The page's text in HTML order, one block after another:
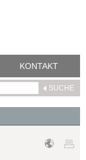
KONTAKT